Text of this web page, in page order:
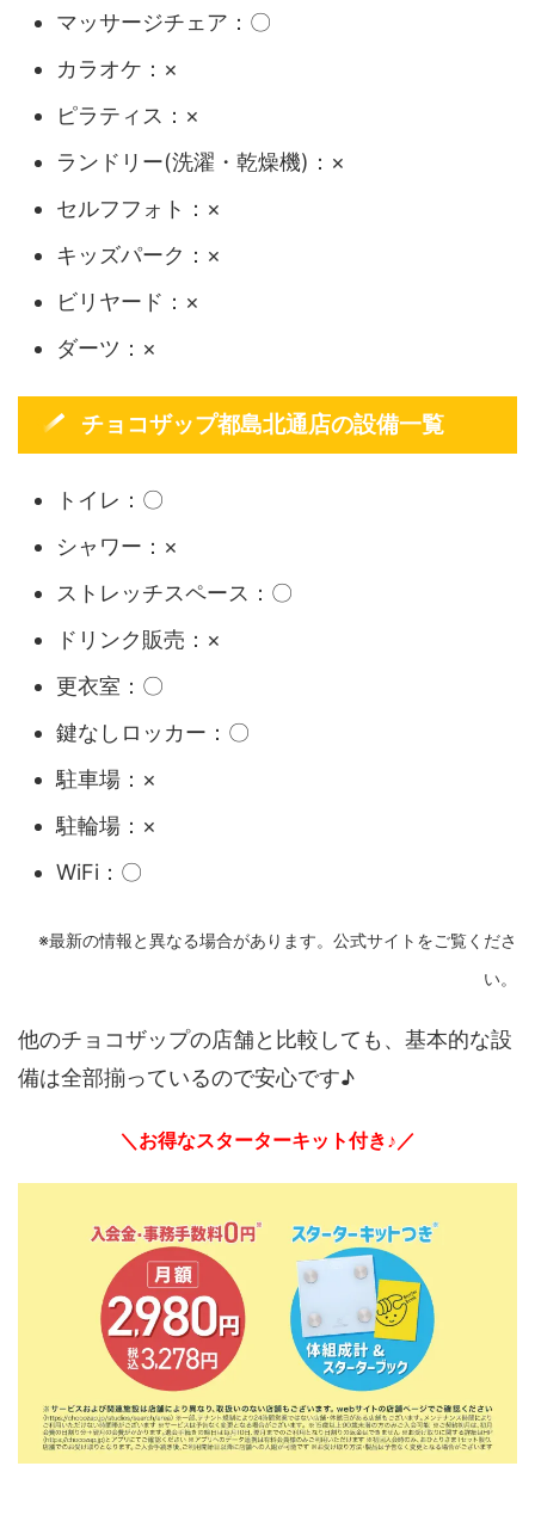
マッサージチェア：〇
カラオケ：×
ピラティス：×
ランドリー(洗濯・乾燥機)：×
セルフフォト：×
キッズパーク：×
ビリヤード：×
ダーツ：×
チョコザップ都島北通店の設備一覧
トイレ：〇
シャワー：×
ストレッチスペース：〇
ドリンク販売：×
更衣室：〇
鍵なしロッカー：〇
駐車場：×
駐輪場：×
WiFi：〇
※最新の情報と異なる場合があります。公式サイトをご覧くださ
い。
他のチョコザップの店舗と比較しても、基本的な設
備は全部揃っているので安心です♪
＼お得なスターターキット付き♪／